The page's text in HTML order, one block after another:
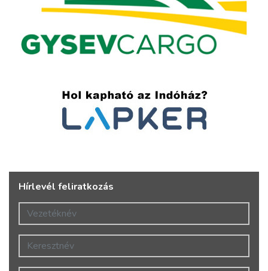
Hírlevél feliratkozás
Vezetéknév
Keresztnév